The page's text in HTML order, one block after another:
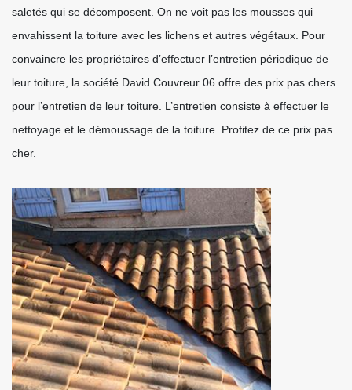
saletés qui se décomposent. On ne voit pas les mousses qui
envahissent la toiture avec les lichens et autres végétaux. Pour
convaincre les propriétaires d’effectuer l’entretien périodique de
leur toiture, la société David Couvreur 06 offre des prix pas chers
pour l’entretien de leur toiture. L’entretien consiste à effectuer le
nettoyage et le démoussage de la toiture. Profitez de ce prix pas
cher.